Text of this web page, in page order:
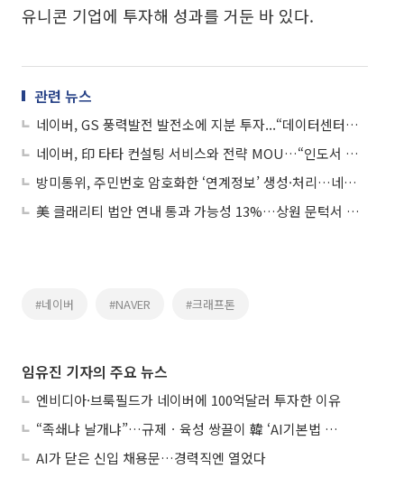
유니콘 기업에 투자해 성과를 거둔 바 있다.
관련 뉴스
네이버, GS 풍력발전 발전소에 지분 투자...“데이터센터용 재생에너지 수급 안정성↑”
네이버, 印 타타 컨설팅 서비스와 전략 MOU…“인도서 사업 기회 탐색”
방미통위, 주민번호 암호화한 ‘연계정보’ 생성·처리…네이버 등 75개사 승인
美 클래리티 법안 연내 통과 가능성 13%…상원 문턱서 제동
#네이버 #NAVER #크래프톤
임유진 기자의 주요 뉴스
엔비디아·브룩필드가 네이버에 100억달러 투자한 이유
“족쇄냐 날개냐”…규제ㆍ육성 쌍끌이 韓 ‘AI기본법 개정안’ 오늘 시행
AI가 닫은 신입 채용문…경력직엔 열었다